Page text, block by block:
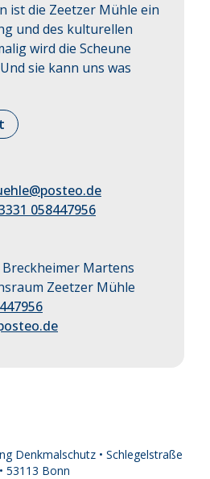
ist die Zeetzer Mühle ein
und des kulturellen
wird die Scheune
sie kann uns was
058447956
Martens
Zeetzer Mühle
Denkmalschutz • Schlegelstraße
53113 Bonn